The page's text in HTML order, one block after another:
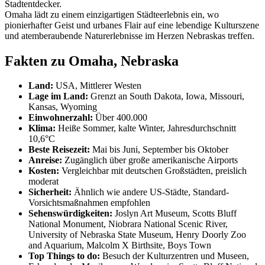
Stadtentdecker.
Omaha lädt zu einem einzigartigen Städteerlebnis ein, wo
pionierhafter Geist und urbanes Flair auf eine lebendige Kulturszene
und atemberaubende Naturerlebnisse im Herzen Nebraskas treffen.
Fakten zu Omaha, Nebraska
Land: USA, Mittlerer Westen
Lage im Land: Grenzt an South Dakota, Iowa, Missouri,
Kansas, Wyoming
Einwohnerzahl: Über 400.000
Klima: Heiße Sommer, kalte Winter, Jahresdurchschnitt
10,6°C
Beste Reisezeit: Mai bis Juni, September bis Oktober
Anreise: Zugänglich über große amerikanische Airports
Kosten: Vergleichbar mit deutschen Großstädten, preislich
moderat
Sicherheit: Ähnlich wie andere US-Städte, Standard-
Vorsichtsmaßnahmen empfohlen
Sehenswürdigkeiten: Joslyn Art Museum, Scotts Bluff
National Monument, Niobrara National Scenic River,
University of Nebraska State Museum, Henry Doorly Zoo
and Aquarium, Malcolm X Birthsite, Boys Town
Top Things to do: Besuch der Kulturzentren und Museen,